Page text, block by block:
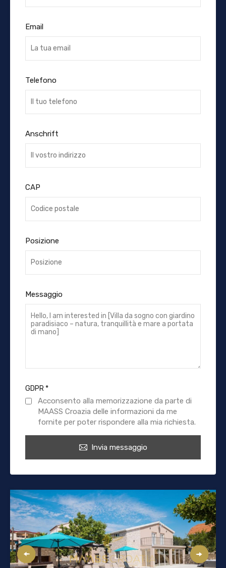
Email
Telefono
Anschrift
CAP
Posizione
Messaggio
GDPR*
Acconsento alla memorizzazione da parte di
MAASS Croazia delle informazioni da me
fornite per poter rispondere alla mia richiesta.
Invia messaggio